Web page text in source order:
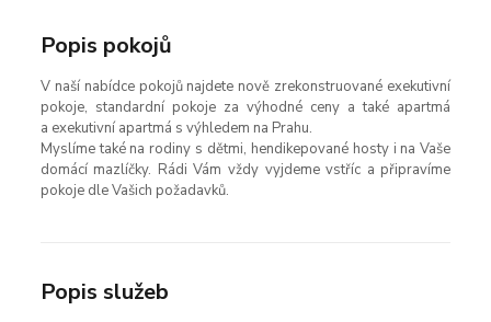
Popis pokojů
V naší nabídce pokojů najdete nově zrekonstruované exekutivní
pokoje, standardní pokoje za výhodné ceny a také apartmá
a exekutivní apartmá s výhledem na Prahu.
Myslíme také na rodiny s dětmi, hendikepované hosty i na Vaše
domácí mazlíčky. Rádi Vám vždy vyjdeme vstříc a připravíme
pokoje dle Vašich požadavků.
Popis služeb